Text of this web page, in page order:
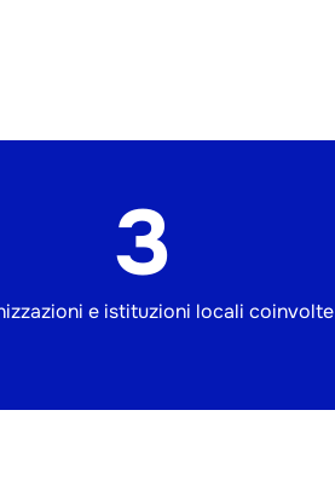
3
e istituzioni locali coinvolte